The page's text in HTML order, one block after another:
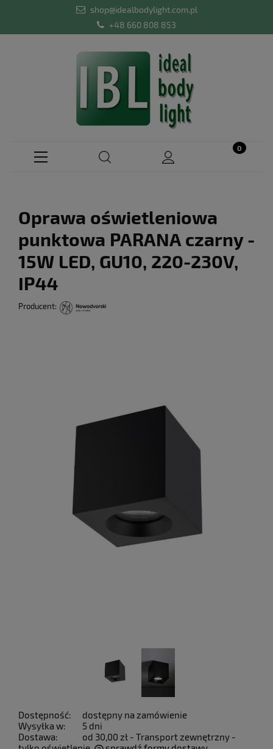
shop@idealbodylight.com.pl
+48 660 808 853
Oprawa oświetleniowa
punktowa PARANA czarny -
15W LED, GU10, 220-230V,
IP44
Producent:
Dostępność:
dostępny na zamówienie
Wysyłka w:
5 dni
Dostawa:
od 30,00 zł - Transport zewnętrzny -